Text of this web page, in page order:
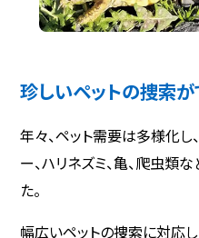
珍しいペットの捜索が
年々、ペット需要は多様化し
ー、ハリネズミ、亀、爬虫類
た。
幅広いペットの捜索に対応